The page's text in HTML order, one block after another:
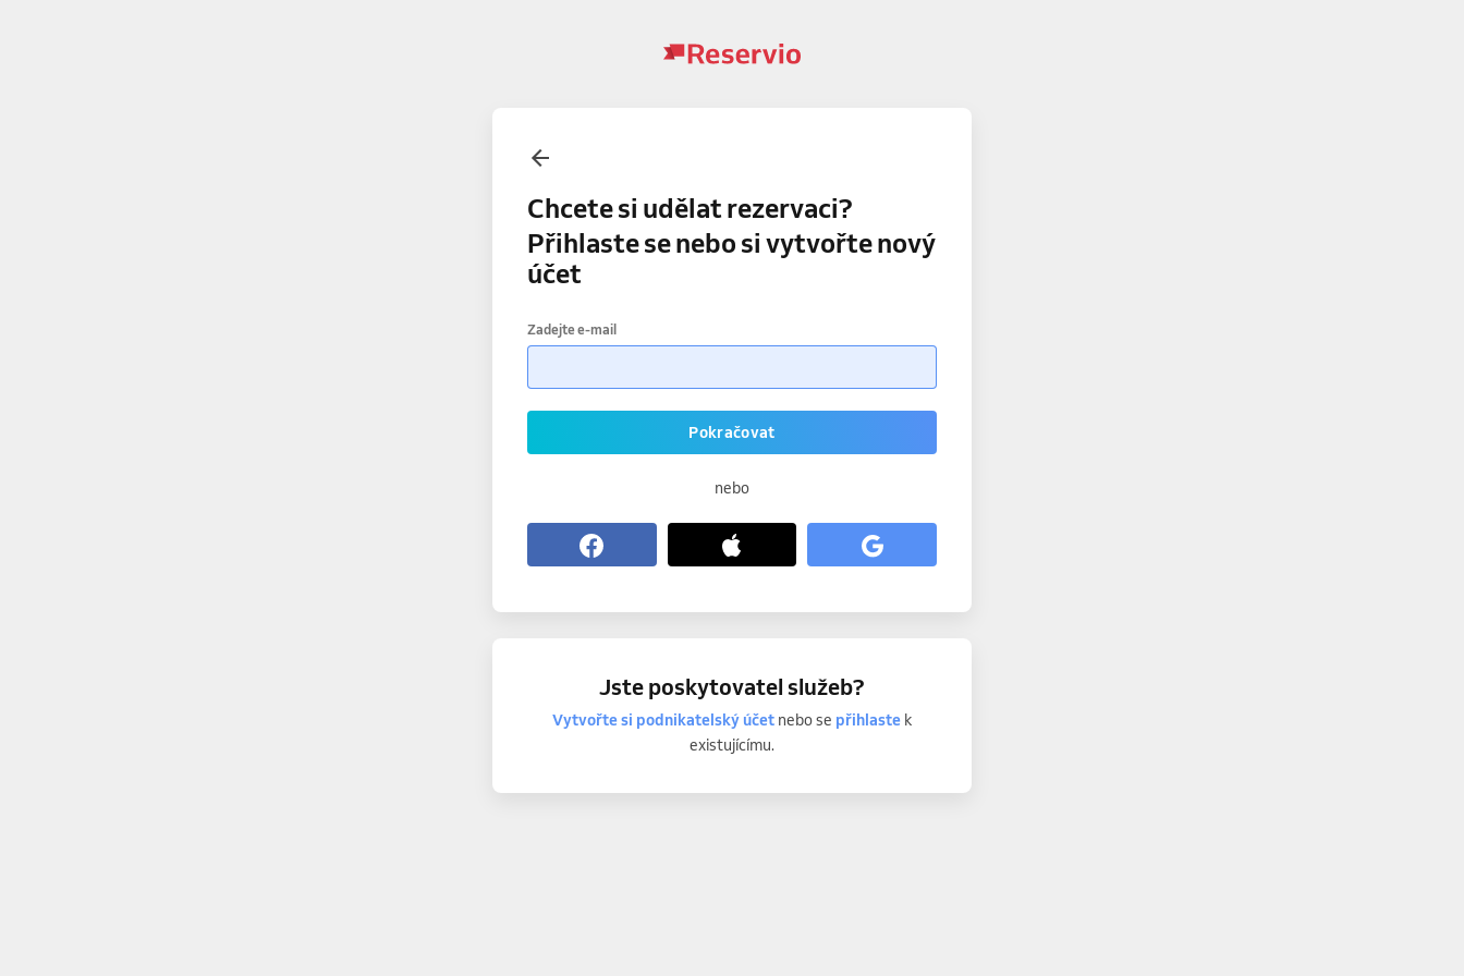
Chcete si udělat rezervaci?
Přihlaste se nebo si vytvořte nový
účet
Zadejte e-mail
Pokračovat
nebo
Jste poskytovatel služeb?
Vytvořte si podnikatelský účetnebo se přihlastek
existujícímu.